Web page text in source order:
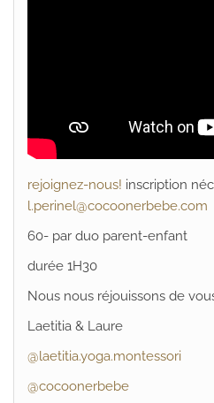
rejoignez-nous! inscription
l.perinel@cocoonerbebe.com
60- par duo parent-enfant
durée 1H30
Nous nous réjouissons de
Laetitia & Laure
@laetitia.yoga.montessori
@cocoonerbebe